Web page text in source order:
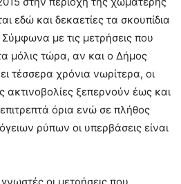
εδώ και δεκαετίες τα σκουπίδια
με τις μετρήσεις που
μόλις τώρα, αν και ο Δήμος
τέσσερα χρόνια νωρίτερα, οι
ακτινοβολίες ξεπερνούν έως και
όρια ενώ σε πλήθος
ρύπων οι υπερβάσεις είναι